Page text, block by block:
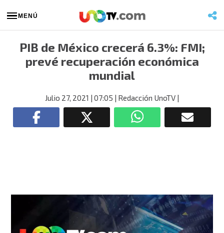
MENÚ
PIB de México crecerá 6.3%: FMI;
prevé recuperación económica
mundial
Julio 27, 2021 | 07:05 | Redacción UnoTV |